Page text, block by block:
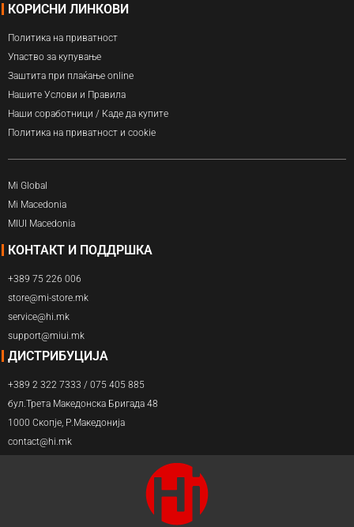
КОРИСНИ ЛИНКОВИ
Политика на приватност
Упаство за купување
Заштита при плаќање online
Нашите Услови и Правила
Наши соработници / Каде да купите
Политика на приватност и cookie
Mi Global
Mi Macedonia
MIUI Macedonia
КОНТАКТ И ПОДДРШКА
+389 75 226 006
store@mi-store.mk
service@hi.mk
support@miui.mk
ДИСТРИБУЦИЈА
+389 2 322 7333 / 075 405 885
бул.Трета Македонска Бригада 48
1000 Скопје, Р.Македонија
contact@hi.mk